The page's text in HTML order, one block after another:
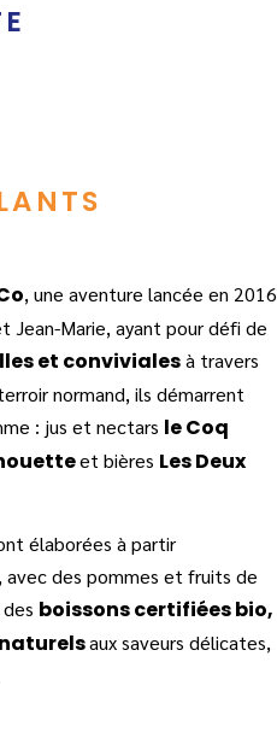
, une aventure lancée en 2016
Jean-Marie, ayant pour défi de
et convivialesà travers
normand, ils démarrent
: jus et nectars le Coq
et bières Les Deux
élaborées à partir
avec des pommes et fruits de
boissons certifiées bio,
aux saveurs délicates,